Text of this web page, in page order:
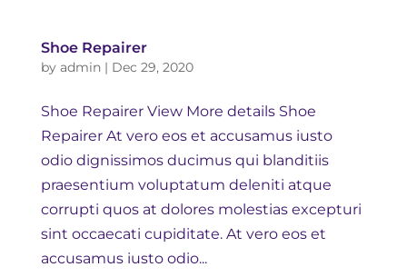
Shoe Repairer
by admin| Dec 29, 2020
Shoe Repairer View More details Shoe
Repairer At vero eos et accusamus iusto
odio dignissimos ducimus qui blanditiis
praesentium voluptatum deleniti atque
corrupti quos at dolores molestias excepturi
sint occaecati cupiditate. At vero eos et
accusamus iusto odio...